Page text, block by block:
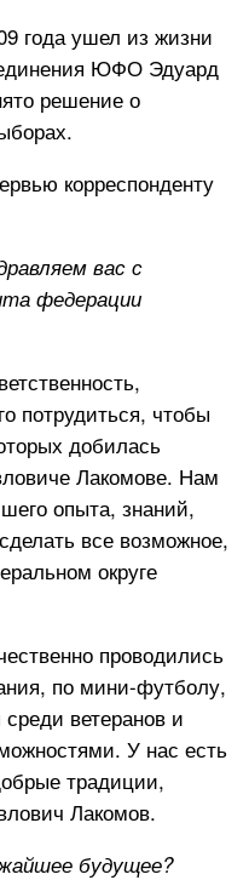
года ушел из жизни
ЮФО Эдуард
решение о
корреспонденту
вас с
федерации
потрудиться, чтобы
добилась
Лакомове. Нам
опыта, знаний,
все возможное,
округе
проводились
по мини-футболу,
ветеранов и
У нас есть
традиции,
Лакомов.
будущее?